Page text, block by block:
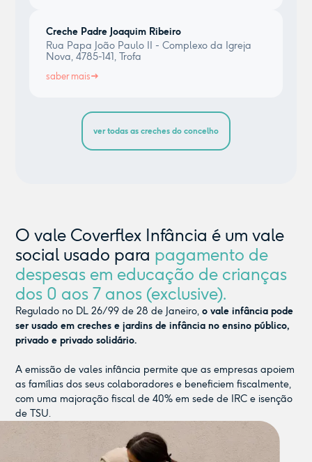
Creche Padre Joaquim Ribeiro
Rua Papa João Paulo II - Complexo da Igreja
Nova, 4785-141, Trofa
saber mais
ver todas as creches do concelho
O vale Coverflex Infância é um vale
social usado para pagamento de
despesas em educação de crianças
dos 0 aos 7 anos (exclusive).
Regulado no DL 26/99 de 28 de Janeiro,o vale infância pode
ser usado em creches e jardins de infância no ensino público,
privado e privado solidário.
A emissão de vales infância permite que as empresas apoiem
as famílias dos seus colaboradores e beneficiem fiscalmente,
com uma majoração fiscal de 40% em sede de IRC e isenção
de TSU.